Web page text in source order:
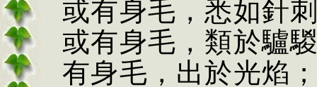
或有身毛，悉如針
或有身毛，類於驢
有身毛，出於光焰